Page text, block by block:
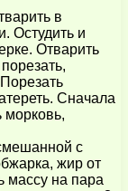
в
Остудить и
Отварить
Сначала
морковь,
с
жир от
массу на пара